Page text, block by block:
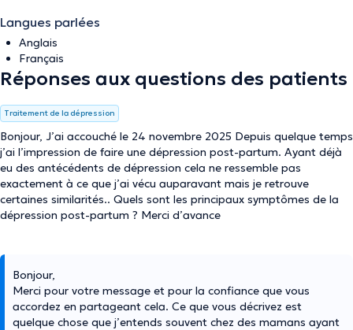
Langues parlées
Anglais
Français
Réponses aux questions des patients
Traitement de la dépression
Bonjour, J’ai accouché le 24 novembre 2025 Depuis quelque temps
j’ai l’impression de faire une dépression post-partum. Ayant déjà
eu des antécédents de dépression cela ne ressemble pas
exactement à ce que j’ai vécu auparavant mais je retrouve
certaines similarités.. Quels sont les principaux symptômes de la
dépression post-partum ? Merci d’avance
Bonjour,
Merci pour votre message et pour la confiance que vous
accordez en partageant cela. Ce que vous décrivez est
quelque chose que j’entends souvent chez des mamans ayant